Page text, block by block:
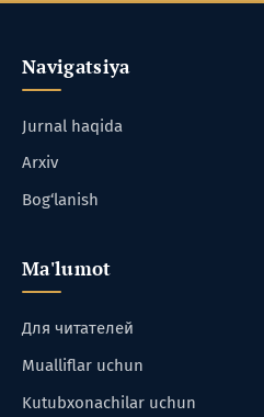
Navigatsiya
Jurnal haqida
Arxiv
Bog‘lanish
Ma'lumot
Для читателей
Mualliflar uchun
Kutubxonachilar uchun